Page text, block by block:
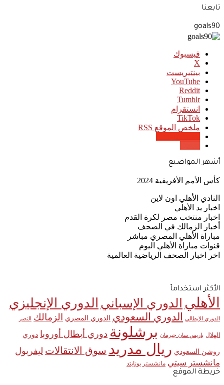
تابعنا
goals90
فيسبوك
‫X
بينتيريست
‫YouTube
انستقرام
‫TikTok
ملخص الموقع RSS
أشهر المواضيع
كأس الأمم الأفريقية 2024
النادي الأهلي اون لاين
اخبار يد الأهلي
اخبار منتخب مصر لكرة القدم
أخبار الزمالك في الصحف
مباراة الأهلي المصري مباشر
قنوات مباراة الأهلي اليوم
اخر اخبار الصحف الرياضية العالمية
الأكثر استخدامآ
الأهلي الدوري الإسباني الدوري الإنجليزي
الدوري الإيطالي الدوري السعودي الدوري المصري الزمالك النصر
الهلال باريس سان جيرمان برشلونة دوري أبطال أوروبا دوري
روشن السعودي ريال مدريد سوق الانتقالات ليفربول
مانشستر سيتي مانشستر يونايتد
خريطة الموقع